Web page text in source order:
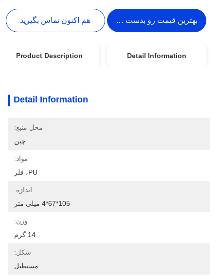
بهترین قیمت رو بدست بیار هم اکنون تماس بگیرید
Detail Information
Product Description
Detail Information
محل منبع:
چین
مواد:
PU، فلز
اندازه:
105*67*4 میلی متر
وزن:
14 گرم
شکل:
مستطیل